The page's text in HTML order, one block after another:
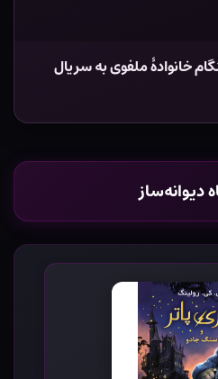
خانوادۀ ملفوی به سریال
دیوانه‌ساز